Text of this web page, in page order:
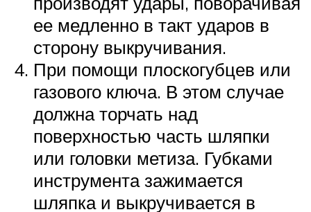
ее медленно в такт ударов в
сторону выкручивания.
При помощи плоскогубцев или
газового ключа. В этом случае
должна торчать над
поверхностью часть шляпки
или головки метиза. Губками
инструмента зажимается
шляпка и выкручивается в